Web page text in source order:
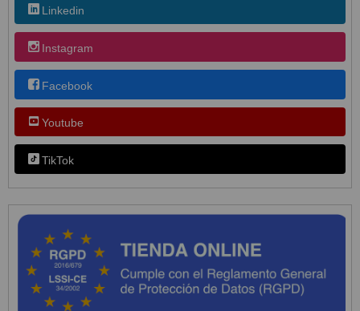
Linkedin
Instagram
Facebook
Youtube
TikTok